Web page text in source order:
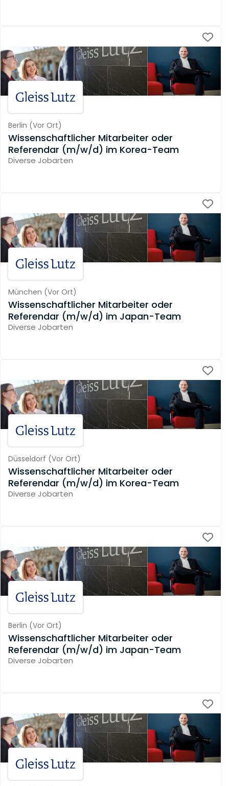
Berlin (Vor Ort)
Wissenschaftlicher Mitarbeiter oder
Referendar (m/w/d) im Korea-Team
Diverse Jobarten
München (Vor Ort)
Wissenschaftlicher Mitarbeiter oder
Referendar (m/w/d) im Japan-Team
Diverse Jobarten
Düsseldorf (Vor Ort)
Wissenschaftlicher Mitarbeiter oder
Referendar (m/w/d) im Korea-Team
Diverse Jobarten
Berlin (Vor Ort)
Wissenschaftlicher Mitarbeiter oder
Referendar (m/w/d) im Japan-Team
Diverse Jobarten